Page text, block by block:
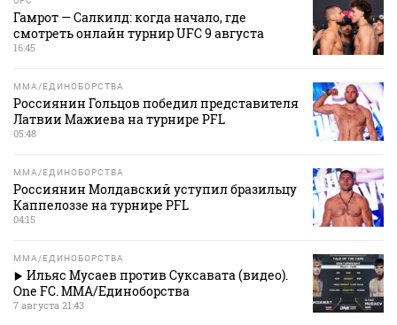
Гамрот — Салкилд: когда начало, где
смотреть онлайн турнир UFC 9 августа
16:45
MMA/ЕДИНОБОРСТВА
Россиянин Гольцов победил представителя
Латвии Мажиева на турнире PFL
05:48
MMA/ЕДИНОБОРСТВА
Россиянин Молдавский уступил бразильцу
Каппелоззе на турнире PFL
04:15
MMA/ЕДИНОБОРСТВА
Ильяс Мусаев против Суксавата (видео).
One FC. MMA/Единоборства
7 августа 21:43